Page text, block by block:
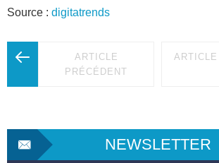
Source : digitatrends
ARTICLE
PRÉCÉDENT
NEWSLETTER